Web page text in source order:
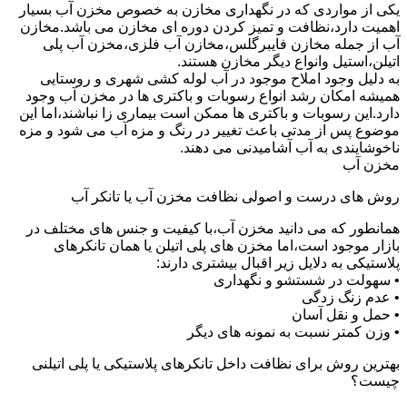
یکی از مواردی که در نگهداری مخازن به خصوص مخزن آب بسیار
اهمیت دارد،نظافت و تمیز کردن دوره ای مخازن می باشد.مخازن
آب از جمله مخازن فایبرگلس،مخازن آب فلزی،مخزن آب پلی
اتیلن،استیل وانواع دیگر مخازن هستند.
به دلیل وجود املاح موجود در آب لوله کشی شهری و روستایی
همیشه امکان رشد انواع رسوبات و باکتری ها در مخزن آب وجود
دارد.این رسوبات و باکتری ها ممکن است بیماری زا نباشند،اما این
موضوع پس از مدتی باعث تغییر در رنگ و مزه آب می شود و مزه
ناخوشایندی به آب آشامیدنی می دهند.
مخزن آب
روش های درست و اصولی نظافت مخزن آب یا تانکر آب
همانطور که می دانید مخزن آب،با کیفیت و جنس های مختلف در
بازار موجود است،اما مخزن های پلی اتیلن یا همان تانکرهای
پلاستیکی به دلایل زیر اقبال بیشتری دارند:
• سهولت در شستشو و نگهداری
• عدم زنگ زدگی
• حمل و نقل آسان
• وزن کمتر نسبت به نمونه های دیگر
بهترین روش برای نظافت داخل تانکرهای پلاستیکی یا پلی اتیلنی
چیست؟